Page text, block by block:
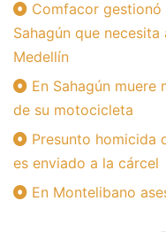
Comfacor
Sahagún que
Medellín
En Sahagún
de su motocicleta
Presunto homicida
es enviado a la cárcel
En Montelibano